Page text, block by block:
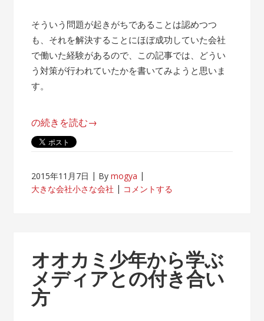
そういう問題が起きがちであることは認めつつ
も、それを解決することにほぼ成功していた会社
で働いた経験があるので、この記事では、どうい
う対策が行われていたかを書いてみようと思いま
す。
“帰
属
が
客
先
常
駐
の続きを読む→
2015年11月7日 Bymogya
大きな会社小さな会社
コメントする
オオカミ少年から学ぶ
メディアとの付き合い
方